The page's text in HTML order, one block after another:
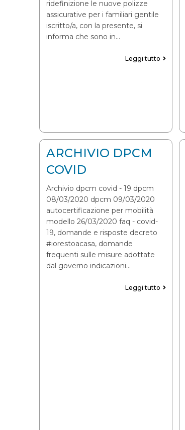
ridefinizione le nuove polizze
assicurative per i familiari gentile
iscritto/a, con la presente, si
informa che sono in…
Leggi tutto
ARCHIVIO DPCM
COVID
Archivio dpcm covid - 19 dpcm
08/03/2020 dpcm 09/03/2020
autocertificazione per mobilità
modello 26/03/2020 faq - covid-
19, domande e risposte decreto
#iorestoacasa, domande
frequenti sulle misure adottate
dal governo indicazioni…
Leggi tutto